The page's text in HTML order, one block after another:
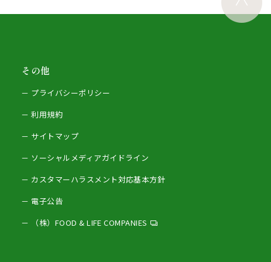
その他
プライバシーポリシー
利用規約
サイトマップ
ソーシャルメディアガイドライン
カスタマーハラスメント対応基本方針
電子公告
（株）FOOD & LIFE COMPANIES